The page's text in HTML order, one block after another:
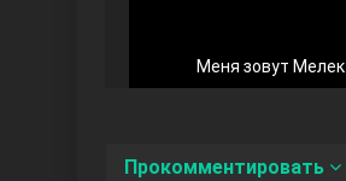
Меня зовут Мелек
Прокомментировать